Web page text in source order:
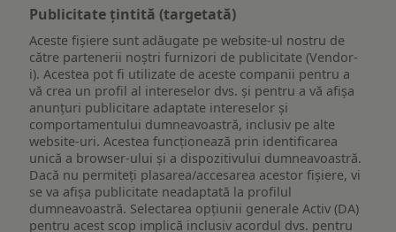
Publicitate țintită (targetată)
Aceste fișiere sunt adăugate pe website-ul nostru de
către partenerii noștri furnizori de publicitate (Vendor-
i). Acestea pot fi utilizate de aceste companii pentru a
vă crea un profil al intereselor dvs. și pentru a vă afișa
anunțuri publicitare adaptate intereselor și
comportamentului dumneavoastră, inclusiv pe alte
website-uri. Acestea funcționează prin identificarea
unică a browser-ului și a dispozitivului dumneavoastră.
Dacă nu permiteți plasarea/accesarea acestor fișiere, vi
se va afișa publicitate neadaptată la profilul
dumneavoastră. Selectarea opțiunii generale Activ (DA)
pentru acest scop implică inclusiv acordul dvs. pentru